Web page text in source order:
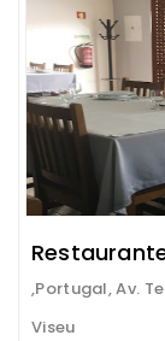
,Portugal, Av.
Viseu